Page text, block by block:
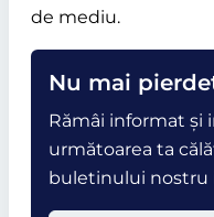
de mediu.
Nu mai
Rămâi informat și
următoarea ta
buletinului nostru